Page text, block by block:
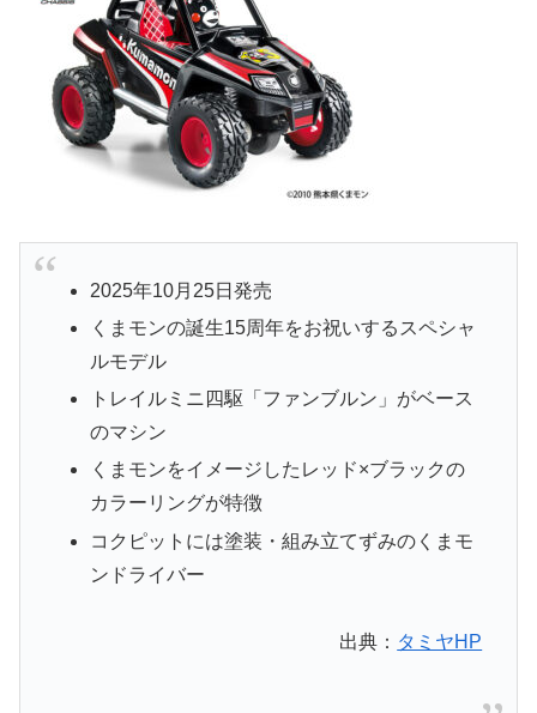
2025年10月25日発売
くまモンの誕生15周年をお祝いするスペシャ
ルモデル
トレイルミニ四駆「ファンブルン」がベース
のマシン
くまモンをイメージしたレッド×ブラックの
カラーリングが特徴
コクピットには塗装・組み立てずみのくまモ
ンドライバー
出典： タミヤHP